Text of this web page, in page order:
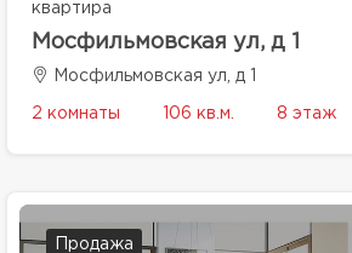
квартира
Мосфильмовская ул, д 1
Мосфильмовская ул, д 1
2 комнаты 106 кв.м. 8 этаж
Продажа